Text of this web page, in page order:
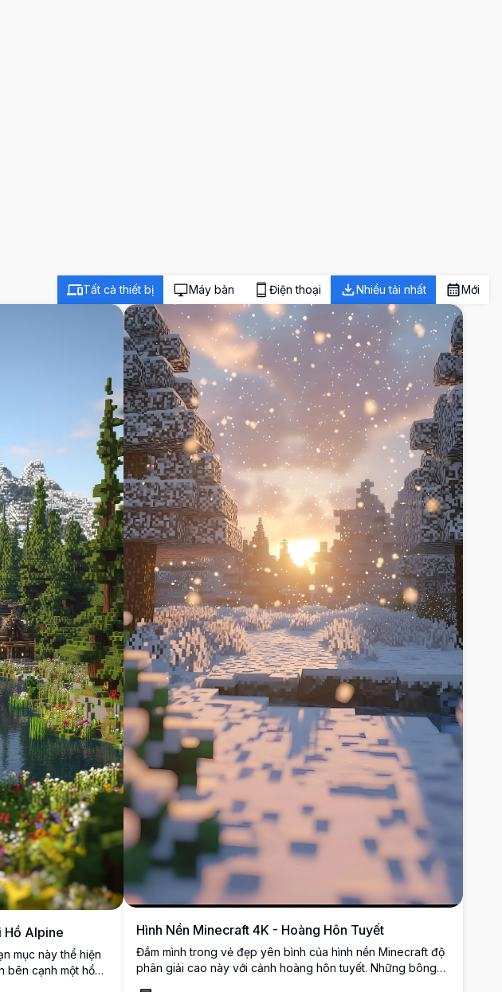
Tất cả thiết bị Máy bàn Điện thoại Nhiều tải nhất Mới
Hồ Alpine
mục này thể hiện
bên cạnh một hồ
phủ tuyết trắng
Hình Nền Minecraft 4K - Hoàng Hôn Tuyết
Đắm mình trong vẻ đẹp yên bình của hình nền Minecraft độ
phân giải cao này với cảnh hoàng hôn tuyết. Những bông